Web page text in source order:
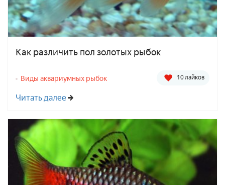
Как различить пол золотых рыбок
Виды аквариумных рыбок 10 лайков
Читать далее